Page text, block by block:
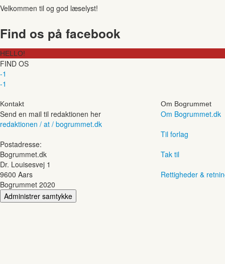
Velkommen til og god læselyst!
Find os på facebook
HELLO!
FIND OS
-1
-1
Kontakt
Send en mail til redaktionen her
redaktionen / at / bogrummet.dk
Postadresse:
Bogrummet.dk
Dr. Louisesvej 1
9600 Aars
Om Bogrummet
Om Bogrummet.dk
Til forlag
Tak til
Rettigheder &
Bogrummet 2020
Administrer samtykke